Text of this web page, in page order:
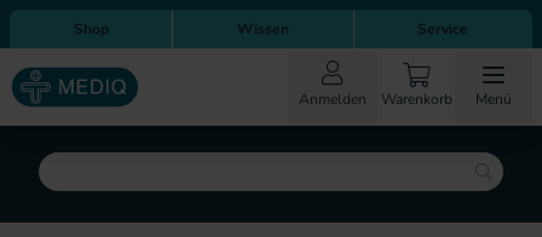
Direkt zum Inhalt
Direkt zur Hauptnavigation
Shop Wissen Service
Anmelden Warenkorb Menü
Suche